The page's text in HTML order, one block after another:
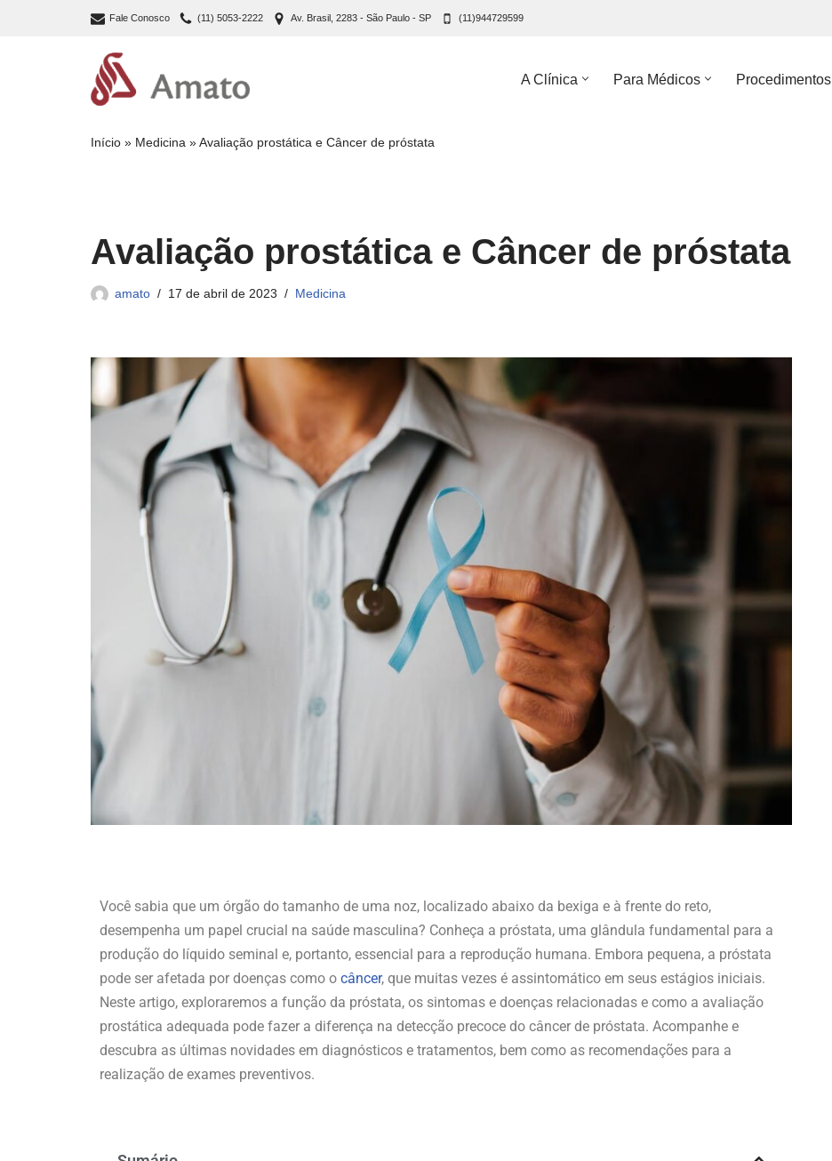
Fale Conosco (11) 5053-2222 Av. Brasil, 2283 - São Paulo - SP (11)944729599
A Clínica Para Médicos Procedimentos
Início » Medicina »Avaliação prostática e Câncer de próstata
Avaliação prostática e Câncer de próstata
amato 17 de abril de 2023 Medicina
Você sabia que um órgão do tamanho de uma noz, localizado abaixo da bexiga e à frente do reto,
desempenha um papel crucial na saúde masculina? Conheça a próstata, uma glândula fundamental para a
produção do líquido seminal e, portanto, essencial para a reprodução humana. Embora pequena, a próstata
pode ser afetada por doenças como o câncer, que muitas vezes é assintomático em seus estágios iniciais.
Neste artigo, exploraremos a função da próstata, os sintomas e doenças relacionadas e como a avaliação
prostática adequada pode fazer a diferença na detecção precoce do câncer de próstata. Acompanhe e
descubra as últimas novidades em diagnósticos e tratamentos, bem como as recomendações para a
realização de exames preventivos.